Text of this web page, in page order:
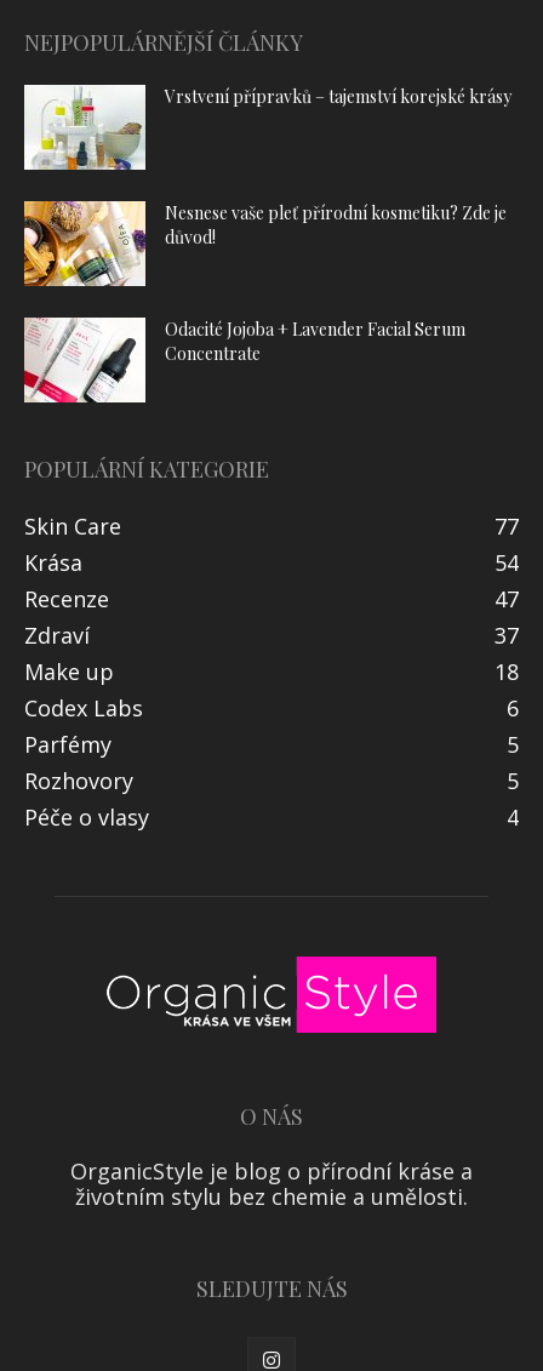
NEJPOPULÁRNĚJŠÍ ČLÁNKY
Vrstvení přípravků – tajemství korejské krásy
Nesnese vaše pleť přírodní kosmetiku? Zde je
důvod!
Odacité Jojoba + Lavender Facial Serum
Concentrate
POPULÁRNÍ KATEGORIE
Skin Care
77
Krása
54
Recenze
47
Zdraví
37
Make up
18
Codex Labs
6
Parfémy
5
Rozhovory
5
Péče o vlasy
4
O NÁS
OrganicStyle je blog o přírodní kráse a
životním stylu bez chemie a umělosti.
SLEDUJTE NÁS